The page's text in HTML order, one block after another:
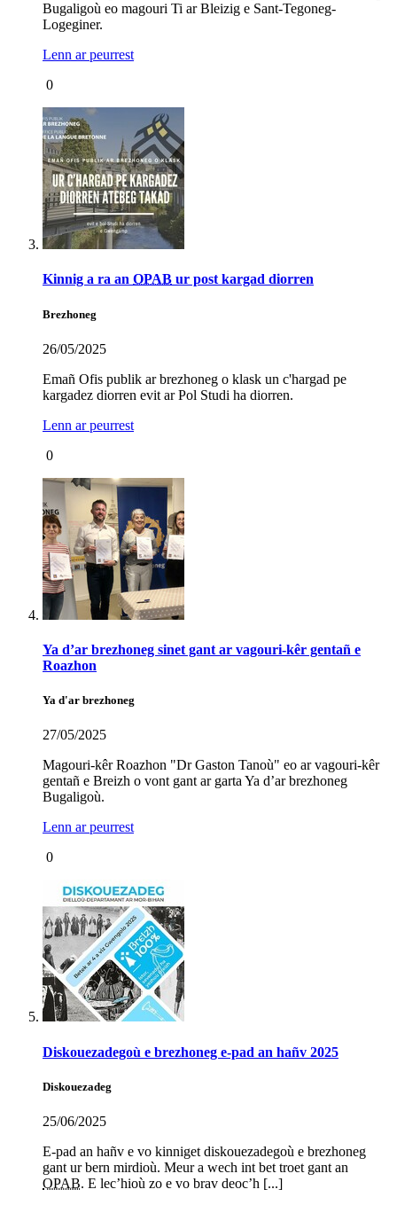
Bugaligoù eo magouri Ti ar Bleizig e Sant-Tegoneg-
Logeginer.
Lenn ar peurrest
0
Kinnig a ra an OPAB ur post kargad diorren
Brezhoneg
26/05/2025
Emañ Ofis publik ar brezhoneg o klask un c'hargad pe
kargadez diorren evit ar Pol Studi ha diorren.
Lenn ar peurrest
0
Ya d’ar brezhoneg sinet gant ar vagouri-kêr gentañ e
Roazhon
Ya d'ar brezhoneg
27/05/2025
Magouri-kêr Roazhon "Dr Gaston Tanoù" eo ar vagouri-kêr
gentañ e Breizh o vont gant ar garta Ya d’ar brezhoneg
Bugaligoù.
Lenn ar peurrest
0
Diskouezadegoù e brezhoneg e-pad an hañv 2025
Diskouezadeg
25/06/2025
E-pad an hañv e vo kinniget diskouezadegoù e brezhoneg
gant ur bern mirdioù. Meur a wech int bet troet gant an
OPAB. E lec’hioù zo e vo brav deoc’h [...]